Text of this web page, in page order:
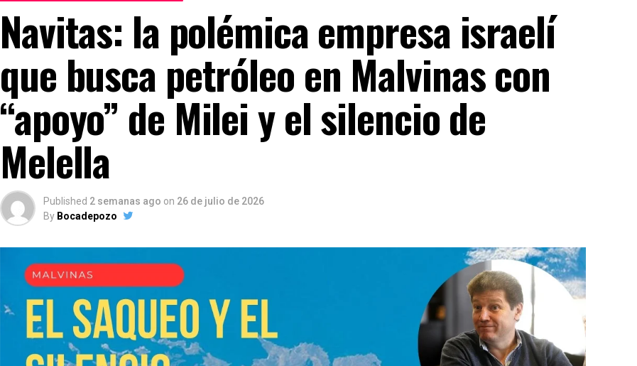
Navitas: la polémica empresa israelí
que busca petróleo en Malvinas con
“apoyo” de Milei y el silencio de
Melella
Published 2 semanas ago on 26 de julio de 2026
By Bocadepozo